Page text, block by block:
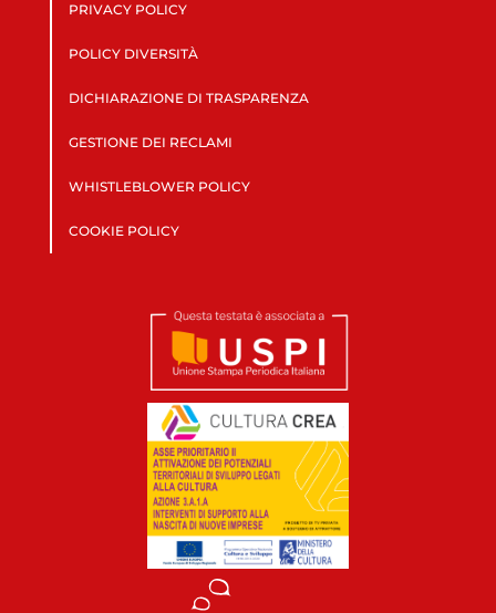
PRIVACY POLICY
POLICY DIVERSITÀ
DICHIARAZIONE DI TRASPARENZA
GESTIONE DEI RECLAMI
WHISTLEBLOWER POLICY
COOKIE POLICY